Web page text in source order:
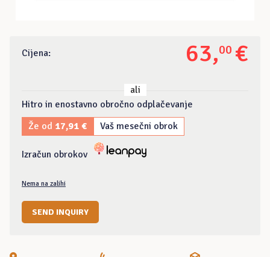
Cijena: 63,00 €
ali
Hitro in enostavno obročno odplačevanje
Že od 17,91 € Vaš mesečni obrok
Izračun obrokov
Nema na zalihi
SEND INQUIRY